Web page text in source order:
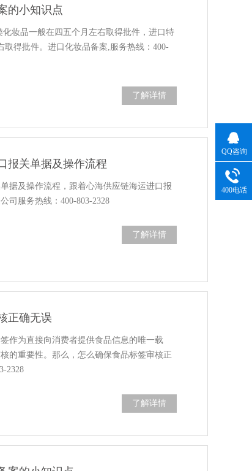
的小知识点
妆品一般在四五个月左右取得批件，进口特
取得批件。进口化妆品备案,服务热线：400-
了解详情
报关单据及操作流程
据及操作流程，跟着心海供应链海运进口报
司服务热线：400-803-2328
了解详情
正确无误
作为直接向消费者提供食品信息的唯一载
的重要性。那么，怎么确保食品标签审核正
2328
了解详情
QQ咨询
400电话